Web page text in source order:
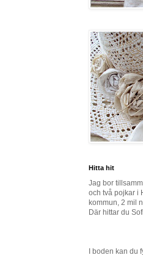
Hitta hit
Jag bor
och två pojkar i
kommun, 2 mil
Där hittar du
I boden kan du